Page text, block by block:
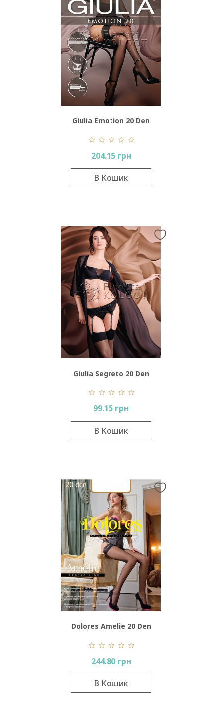
Giulia Emotion 20 Den
204.15 грн
В Кошик
Giulia Segreto 20 Den
99.15 грн
В Кошик
Dolores Amelie 20 Den
244.80 грн
В Кошик